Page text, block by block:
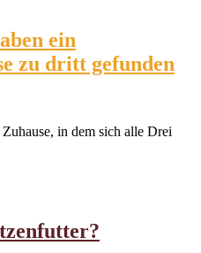
ein
zu dritt gefunden
in dem sich alle Drei